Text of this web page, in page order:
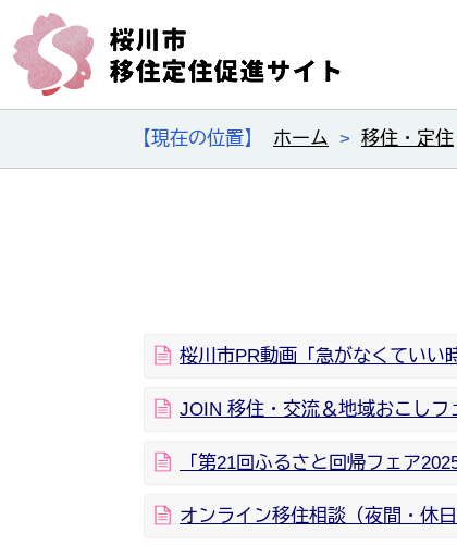
【現在の位置】 ホーム > 移住・定住
桜川市PR動画「急がなくていい
JOIN 移住・交流＆地域おこしフ
「第21回ふるさと回帰フェア
オンライン移住相談（夜間・休